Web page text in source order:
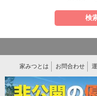
検
家みつとは お問合わせ